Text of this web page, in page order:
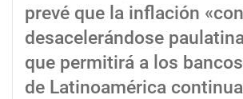
prevé que la inflación
desacelerándose
que permitirá a los
de Latinoamérica